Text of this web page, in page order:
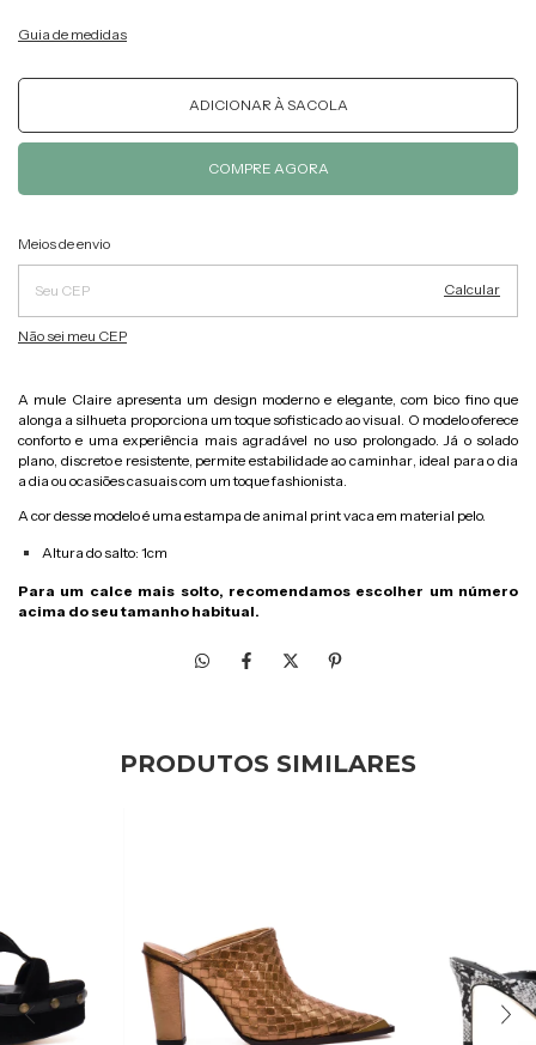
Guia de medidas
Entregas para o CEP:
Meios de envio
Calcular
Não sei meu CEP
A mule Claire apresenta um design moderno e elegante, com bico fino que
alonga a silhueta proporciona um toque sofisticado ao visual. O modelo oferece
conforto e uma experiência mais agradável no uso prolongado. Já o solado
plano, discreto e resistente, permite estabilidade ao caminhar, ideal para o dia
a dia ou ocasiões casuais com um toque fashionista.
A cor desse modelo é uma estampa de animal print vaca em material pelo.
Altura do salto: 1cm
Para um calce mais solto, recomendamos escolher um número
acima do seu tamanho habitual.
PRODUTOS SIMILARES